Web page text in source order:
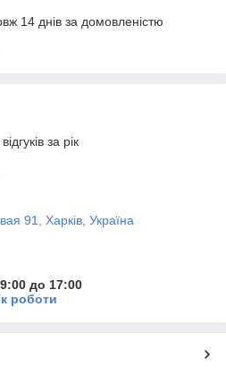
14 днів за домовленістю
за рік
91, Харків, Україна
до 17:00
роботи